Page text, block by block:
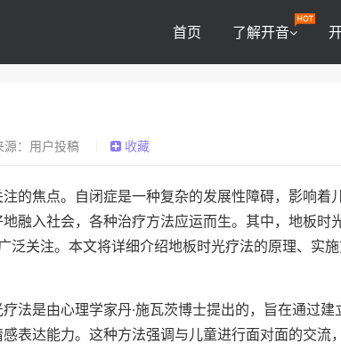
首页 了解开音
源：用户投稿 收藏
的焦点。自闭症是一种复杂的发展性障碍，影响着
融入社会，各种治疗方法应运而生。其中，地板时
泛关注。本文将详细介绍地板时光疗法的原理、实
法是由心理学家丹·施瓦茨博士提出的，旨在通过建
表达能力。这种方法强调与儿童进行面对面的交流